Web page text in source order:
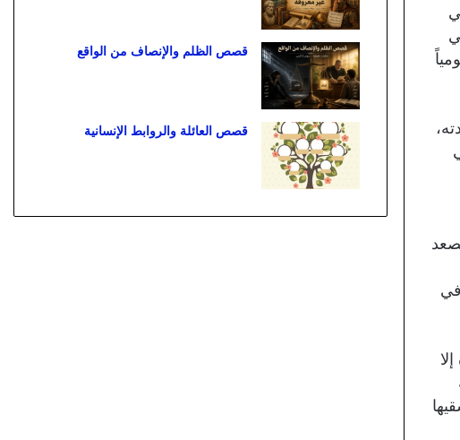
قصص الظلم والإنصاف من الواقع
قصص العائلة والروابط الإنسانية